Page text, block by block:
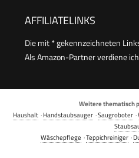
AFFILIATELINKS
Die mit * gekennzeichneten
Als Amazon-Partner verdiene
Weitere thematisch
Haushalt ·Handstaubsauger ·Saugroboter ·
Wäschepflege ·Teppichreiniger·